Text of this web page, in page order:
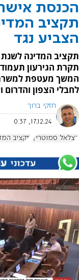
הכנסת
תקציב
הצביע נגד
המשך מעטפת
לחבלי הצפון והדרום
חזקי ברוך
17.12.24, 0:37
בצלאל סמוטריץ' תקציב